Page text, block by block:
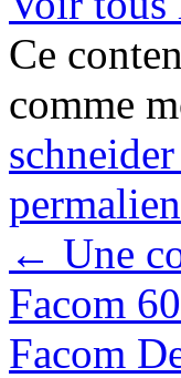
Ce
comme
permalien
← Une
Facom
Facom